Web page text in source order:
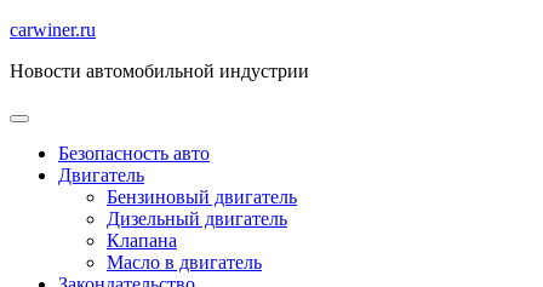
Перейти
содержимому
carwiner.ru
Новости автомобильной индустрии
Безопасность авто
Двигатель
Бензиновый двигатель
Дизельный двигатель
Клапана
Масло в двигатель